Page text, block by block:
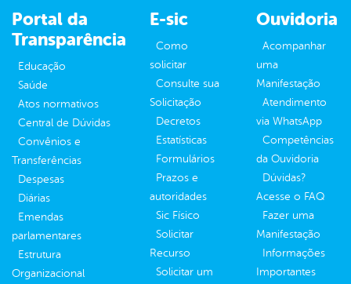
Portal da
Transparência
Educação
Saúde
Atos normativos
Central de Dúvidas
Convênios e
Transferências
Despesas
Diárias
Emendas
parlamentares
Estrutura
Organizacional
E-sic
Como
solicitar
Consulte sua
Solicitação
Decretos
Estatísticas
Formulários
Prazos e
autoridades
Sic Físico
Solicitar
Recurso
Solicitar um
Ouvidoria
Acompanhar
uma
Manifestação
Atendimento
via WhatsApp
Competências
da Ouvidoria
Dúvidas?
Acesse o FAQ
Fazer uma
Manifestação
Informações
Importantes